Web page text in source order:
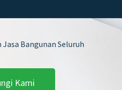
Bangunan Seluruh
Kami